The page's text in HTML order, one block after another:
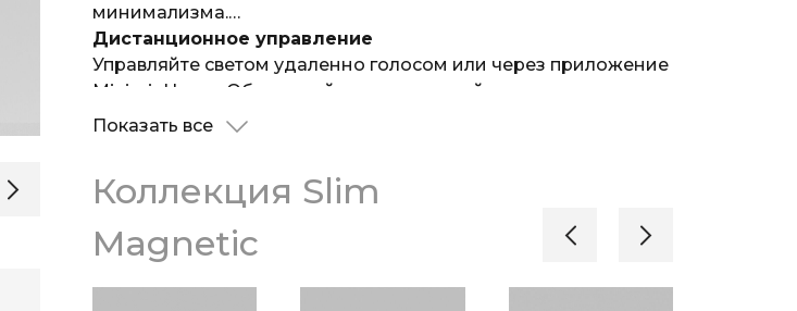
минимализма.
Дистанционное управление
Управляйте светом удаленно голосом или через приложение
Minimir Home. Объединяйте и настраивайте сразу группу
светильников или одну модель трековой системы Slim
Меняйте цветовую температуру от 2700 К до 6500 К и яркость
Все по сценарию
Показать все
Коллекция Slim
Magnetic